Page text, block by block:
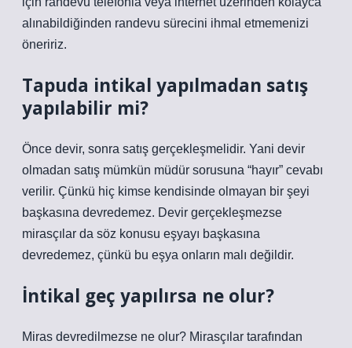
alınabildiğinden randevu sürecini ihmal etmemenizi
öneririz.
Tapuda intikal yapılmadan satış
yapılabilir mi?
Önce devir, sonra satış gerçekleşmelidir. Yani devir
olmadan satış mümkün müdür sorusuna “hayır” cevabı
verilir. Çünkü hiç kimse kendisinde olmayan bir şeyi
başkasına devredemez. Devir gerçekleşmezse
mirasçılar da söz konusu eşyayı başkasına
devredemez, çünkü bu eşya onların malı değildir.
İntikal geç yapılırsa ne olur?
Miras devredilmezse ne olur? Mirasçılar tarafından